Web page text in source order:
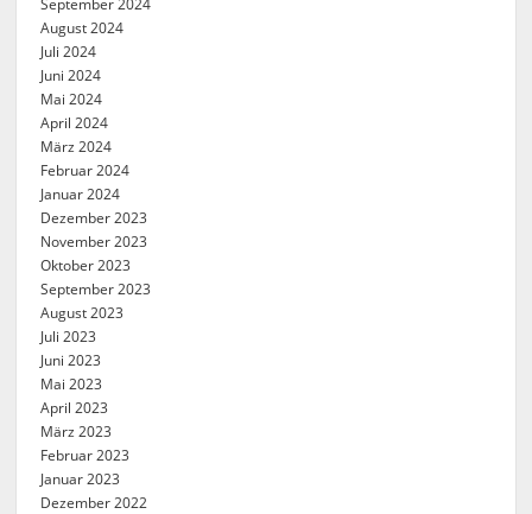
September 2024
August 2024
Juli 2024
Juni 2024
Mai 2024
April 2024
März 2024
Februar 2024
Januar 2024
Dezember 2023
November 2023
Oktober 2023
September 2023
August 2023
Juli 2023
Juni 2023
Mai 2023
April 2023
März 2023
Februar 2023
Januar 2023
Dezember 2022